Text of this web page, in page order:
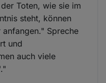
Toten, wie sie im
steht, können
Spreche
und
auch viele